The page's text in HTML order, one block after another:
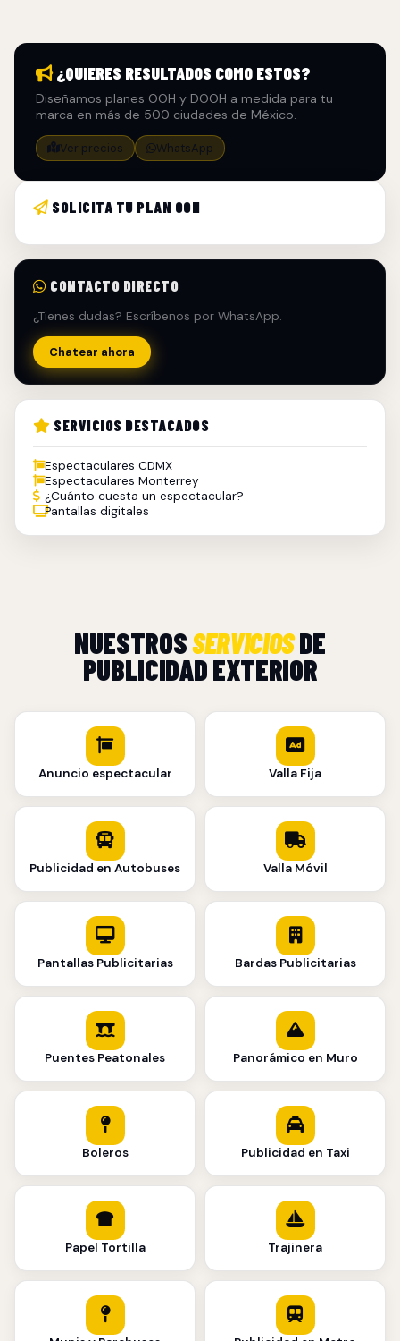
¿QUIERES RESULTADOS COMO ESTOS?
Diseñamos planes OOH y DOOH a medida para tu
marca en más de 500 ciudades de México.
Ver precios WhatsApp
SOLICITA TU PLAN OOH
CONTACTO DIRECTO
¿Tienes dudas? Escríbenos por WhatsApp.
Chatear ahora
SERVICIOS DESTACADOS
Espectaculares CDMX
Espectaculares Monterrey
¿Cuánto cuesta un espectacular?
Pantallas digitales
NUESTROSSERVICIOSDE
PUBLICIDAD EXTERIOR
Anuncio espectacular Valla Fija
Publicidad en Autobuses Valla Móvil
Pantallas Publicitarias Bardas Publicitarias
Puentes Peatonales Panorámico en Muro
Boleros Publicidad en Taxi
Papel Tortilla Trajinera